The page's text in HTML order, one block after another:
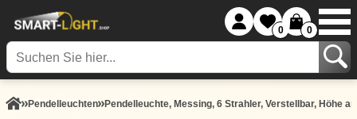
0 0
Pendel­leuchten Pendelleuchte, Messing, 6 Strahler, Verstellbar, Höhe